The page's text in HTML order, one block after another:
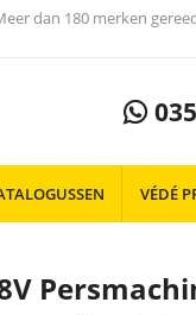
dan 180 merken
VÉDÉ